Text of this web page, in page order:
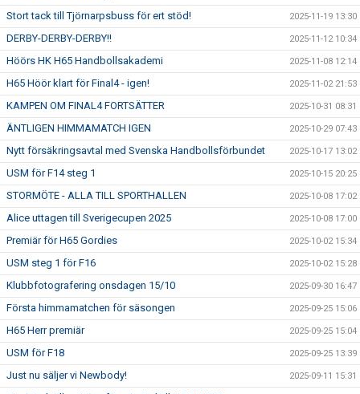
Stort tack till Tjörnarpsbuss för ert stöd! 2025-11-19 13:30
DERBY-DERBY-DERBY!! 2025-11-12 10:34
Höörs HK H65 Handbollsakademi 2025-11-08 12:14
H65 Höör klart för Final4 - igen! 2025-11-02 21:53
KAMPEN OM FINAL4 FORTSÄTTER 2025-10-31 08:31
ÄNTLIGEN HIMMAMATCH IGEN 2025-10-29 07:43
Nytt försäkringsavtal med Svenska Handbollsförbundet 2025-10-17 13:02
USM för F14 steg 1 2025-10-15 20:25
STORMÖTE - ALLA TILL SPORTHALLEN 2025-10-08 17:02
Alice uttagen till Sverigecupen 2025 2025-10-08 17:00
Premiär för H65 Gordies 2025-10-02 15:34
USM steg 1 för F16 2025-10-02 15:28
Klubbfotografering onsdagen 15/10 2025-09-30 16:47
Första himmamatchen för säsongen 2025-09-25 15:06
H65 Herr premiär 2025-09-25 15:04
USM för F18 2025-09-25 13:39
Just nu säljer vi Newbody! 2025-09-11 15:31